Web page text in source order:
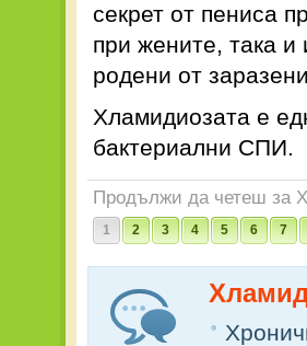
секрет от пениса
при жените, така
родени от
Хламидиозата е
бактериални СПИ.
Продължи да четеш за
1 2 3 4 5 6 7